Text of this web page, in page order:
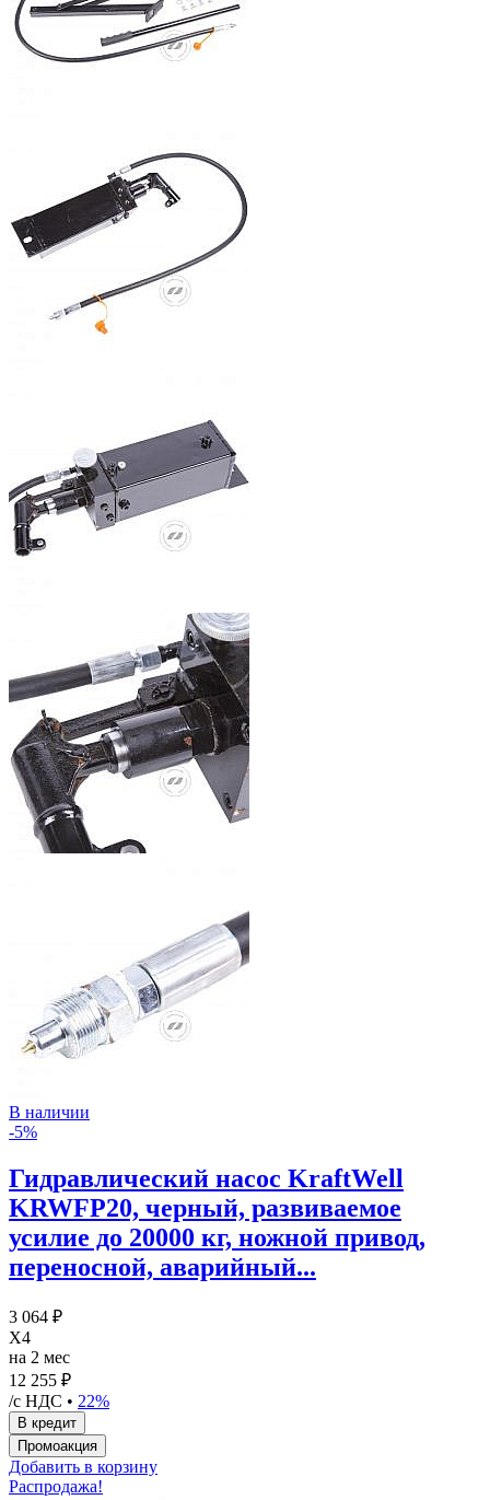
В наличии
-5%
Гидравлический насос KraftWell
KRWFP20, черный, развиваемое
усилие до 20000 кг, ножной привод,
переносной, аварийный...
3 064 ₽
X4
на 2 мес
12 255 ₽
/с НДС • 22%
Добавить в корзину
Распродажа!